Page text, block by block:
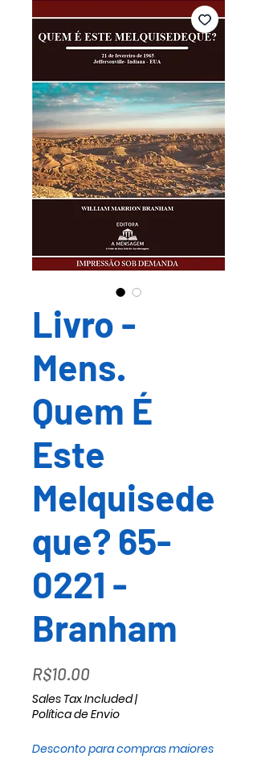
Livro -
Mens.
Quem É
Este
Melquisede
que? 65-
0221 -
Branham
R$10.00Price
Sales Tax Included|
Política de Envio
Desconto para compras maiores